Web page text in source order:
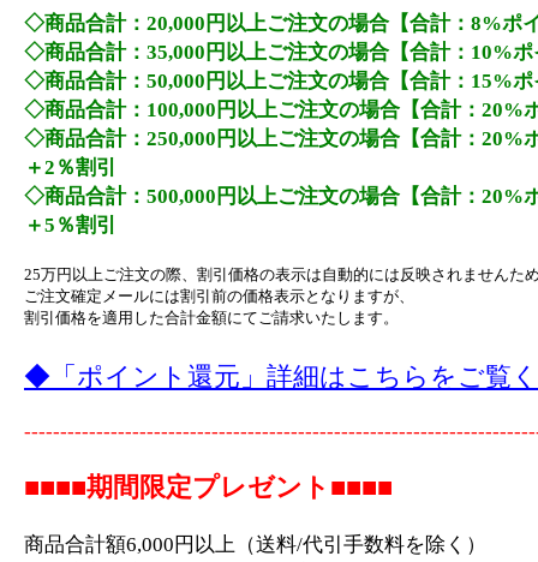
◇商品合計：20,000円以上ご注文の場合【合計：8%ポ
◇商品合計：35,000円以上ご注文の場合【合計：10%
◇商品合計：50,000円以上ご注文の場合【合計：15%
◇商品合計：100,000円以上ご注文の場合【合計：20%
◇商品合計：250,000円以上ご注文の場合【合計：20%
＋2％割引
◇商品合計：500,000円以上ご注文の場合【合計：20%
＋5％割引
25万円以上ご注文の際、割引価格の表示は自動的には反映されませんた
ご注文確定メールには割引前の価格表示となりますが、
割引価格を適用した合計金額にてご請求いたします。
◆「ポイント還元」詳細はこちらをご覧
■■■■期間限定プレゼント■■■■
商品合計額6,000円以上（送料/代引手数料を除く）